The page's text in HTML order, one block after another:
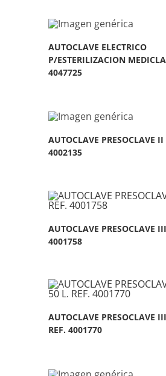
AUTOCLAVE ELECTRICO
P/ESTERILIZACION
4047725
AUTOCLAVE PRESOCLAVE II
4002135
AUTOCLAVE PRESOCLAVE
4001758
AUTOCLAVE PRESOCLAVE
REF. 4001770